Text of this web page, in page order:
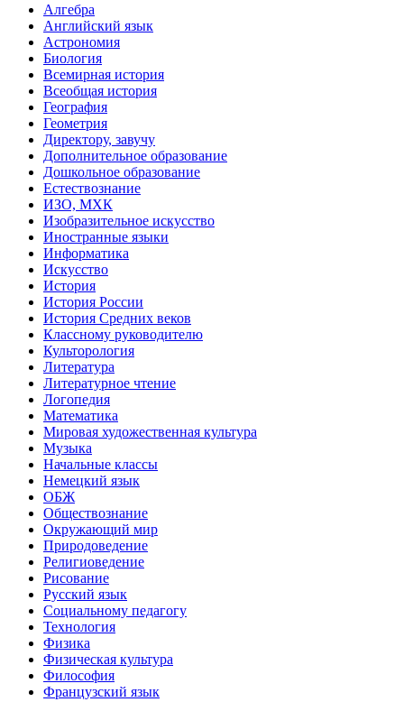
Алгебра
Английский язык
Астрономия
Биология
Всемирная история
Всеобщая история
География
Геометрия
Директору, завучу
Дополнительное образование
Дошкольное образование
Естествознание
ИЗО, МХК
Изобразительное искусство
Иностранные языки
Информатика
Искусство
История
История России
История Средних веков
Классному руководителю
Культорология
Литература
Литературное чтение
Логопедия
Математика
Мировая художественная культура
Музыка
Начальные классы
Немецкий язык
ОБЖ
Обществознание
Окружающий мир
Природоведение
Религиоведение
Рисование
Русский язык
Социальному педагогу
Технология
Физика
Физическая культура
Философия
Французский язык